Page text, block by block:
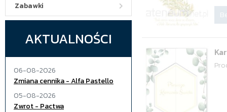
Zabawki
AKTUALNOŚCI
06-08-2026
Zmiana cennika - Alfa Pastello
05-08-2026
Zwrot - Pactwa